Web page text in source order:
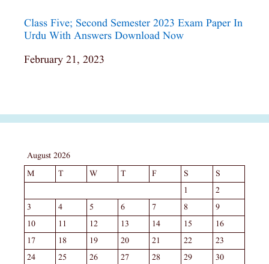
Class Five; Second Semester 2023 Exam Paper In
Urdu With Answers Download Now
Date
February 21, 2023
August 2026
M
T W T F S
S
1
2
3
4 5 6 7 8
9
10
11 12 13 14 15
16
17
18 19 20 21 22
23
24
25 26 27 28 29
30